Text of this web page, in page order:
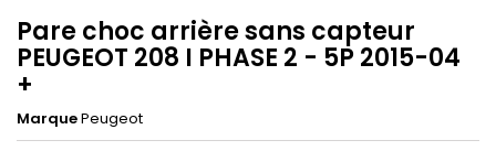
Pare choc arrière sans capteur
PEUGEOT 208 I PHASE 2 - 5P 2015-04
+
MarquePeugeot